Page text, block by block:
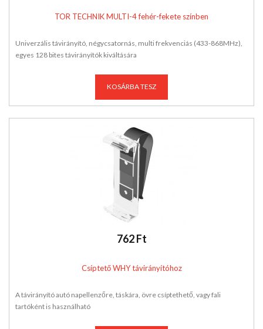
TOR TECHNIK MULTI-4 fehér-fekete színben
Univerzális távirányító, négycsatornás, multi frekvenciás (433-868MHz),
egyes 128 bites távirányítók kiváltására
KOSÁRBA TESZ
762 Ft
Csíptető WHY távirányítóhoz
A távirányító autó napellenzőre, táskára, övre csíptethető, vagy fali
tartóként is használható